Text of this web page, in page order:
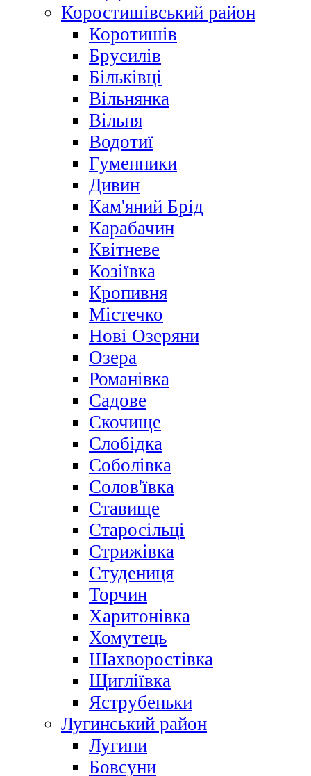
Коростишівський район
Коротишів
Брусилів
Більківці
Вільнянка
Вільня
Водотиї
Гуменники
Дивин
Кам'яний Брід
Карабачин
Квітневе
Козіївка
Кропивня
Містечко
Нові Озеряни
Озера
Романівка
Садове
Скочище
Слобідка
Соболівка
Солов'ївка
Ставище
Старосільці
Стрижівка
Студениця
Торчин
Харитонівка
Хомутець
Шахворостівка
Щигліївка
Яструбеньки
Лугинський район
Лугини
Бовсуни